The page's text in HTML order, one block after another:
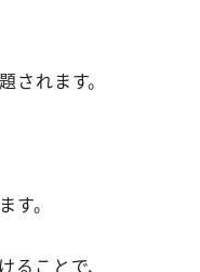
されます。
す。
ことで、